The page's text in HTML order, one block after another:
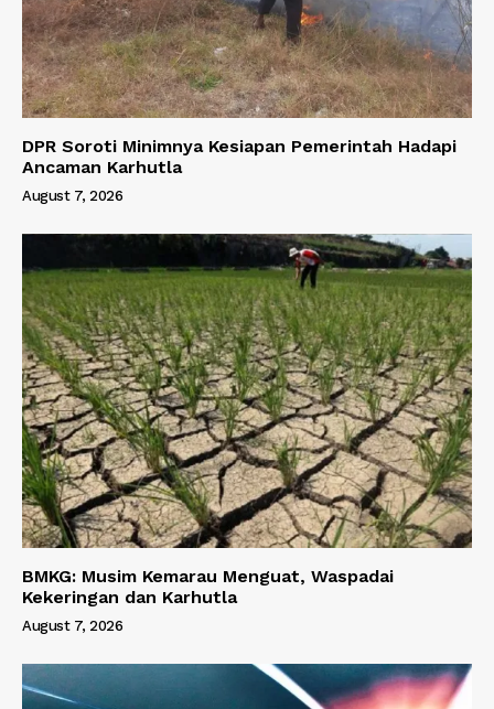
DPR Soroti Minimnya Kesiapan Pemerintah Hadapi
Ancaman Karhutla
August 7, 2026
BMKG: Musim Kemarau Menguat, Waspadai
Kekeringan dan Karhutla
August 7, 2026